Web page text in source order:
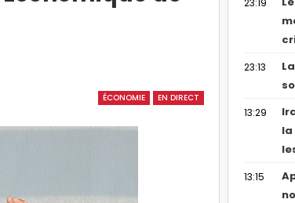
ÉCONOMIE EN DIRECT
23:19
23:13
13:29
la
13:15